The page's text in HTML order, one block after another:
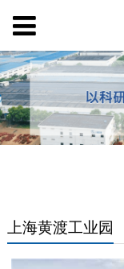
上海黄渡工业园